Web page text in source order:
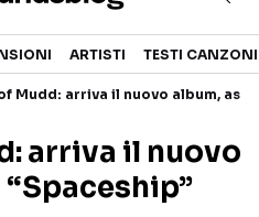
TESTI CANZONI
TOUR ED EVENTI
ARTISTI TESTI CANZONI
Mudd: arriva il nuovo album,
arriva il nuovo